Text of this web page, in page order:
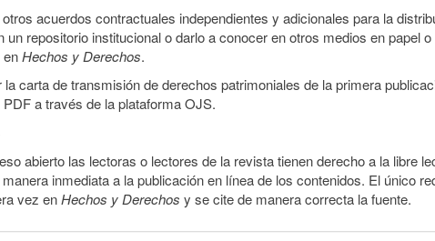
acuerdos contractuales independientes y adicionales para la
un repositorio institucional o darlo a conocer en otros medios en
enHechos y Derechos.
la carta de transmisión de derechos patrimoniales de la primera
a través de la plataforma OJS.
abierto las lectoras o lectores de la revista tienen derecho a la libre
inmediata a la publicación en línea de los contenidos. El único
vez enHechos y Derechos y se cite de manera correcta la fuente.